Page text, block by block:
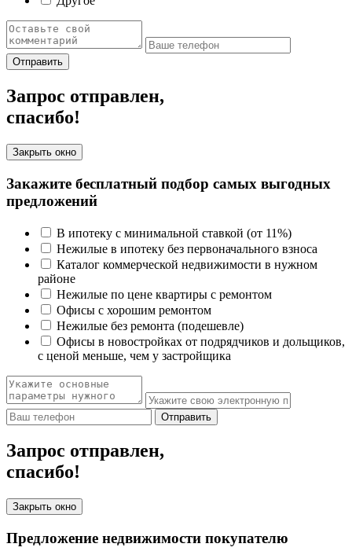
Отправить
Запрос отправлен,
спасибо!
Закрыть окно
Закажите бесплатный подбор самых выгодных
предложений
В ипотеку с минимальной ставкой (от 11%)
Нежилые в ипотеку без первоначального взноса
Каталог коммерческой недвижимости в нужном
районе
Нежилые по цене квартиры с ремонтом
Офисы с хорошим ремонтом
Нежилые без ремонта (подешевле)
Офисы в новостройках от подрядчиков и дольщиков,
с ценой меньше, чем у застройщика
Отправить
Запрос отправлен,
спасибо!
Закрыть окно
Предложение недвижимости покупателю